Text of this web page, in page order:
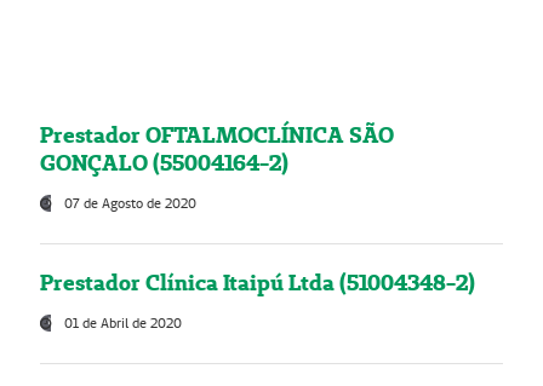
Prestador OFTALMOCLÍNICA SÃO
GONÇALO (55004164-2)
07 de Agosto de 2020
Prestador Clínica Itaipú Ltda (51004348-2)
01 de Abril de 2020